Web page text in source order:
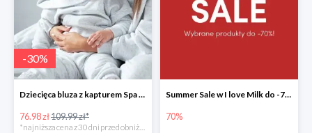
-30%
Dziecięca bluza z kapturem Spa Melange -30%
76.98 zł109.99 zł*
Summer Sale w I love Milk do -70%
70%